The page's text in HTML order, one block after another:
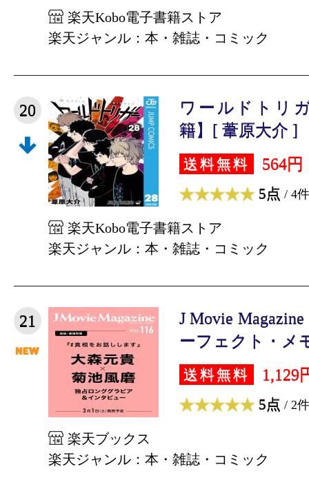
楽天Kobo電子書籍ストア
楽天ジャンル：本・雑誌・コミック
20
ワールドトリ
籍】[ 葦原大介 ]
送料無料 564円
5点 / 4件
楽天Kobo電子書籍ストア
楽天ジャンル：本・雑誌・コミック
21
J Movie
ーフェクト・メ
送料無料 1,129
5点 / 2件
楽天ブックス
楽天ジャンル：本・雑誌・コミック